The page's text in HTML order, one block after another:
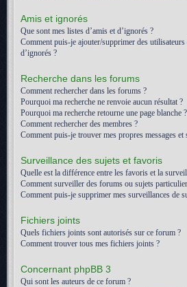
Amis et ignorés
Que sont mes listes d’amis et d’ignorés ?
Comment puis-je ajouter/supprimer des utilisateurs
d’ignorés ?
Recherche dans les forums
Comment rechercher dans les forums ?
Pourquoi ma recherche ne renvoie aucun résultat ?
Pourquoi ma recherche retourne une page blanche
Comment rechercher des membres ?
Comment puis-je trouver mes propres messages et
Surveillance des sujets et favoris
Quelle est la différence entre les favoris et la
Comment surveiller des forums ou sujets
Comment puis-je supprimer mes surveillances de
Fichiers joints
Quels fichiers joints sont autorisés sur ce forum ?
Comment trouver tous mes fichiers joints ?
Concernant phpBB 3
Qui sont les auteurs de ce forum ?